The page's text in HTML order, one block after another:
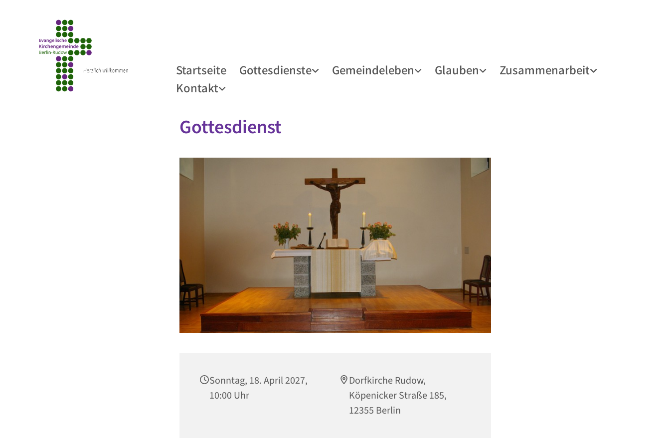
Startseite Gottesdienste Gemeindeleben Glauben
Zusammenarbeit
Kontakt
Gottesdienst
Sonntag, 18. April 2027,
10:00 Uhr
Dorfkirche Rudow,
Köpenicker Straße 185,
12355 Berlin